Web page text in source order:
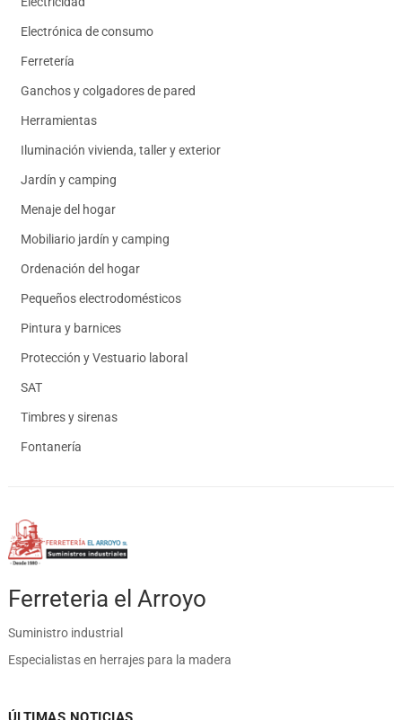
Electrónica de consumo
Ferretería
Ganchos y colgadores de pared
Herramientas
Iluminación vivienda, taller y exterior
Jardín y camping
Menaje del hogar
Mobiliario jardín y camping
Ordenación del hogar
Pequeños electrodomésticos
Pintura y barnices
Protección y Vestuario laboral
SAT
Timbres y sirenas
Fontanería
Ferreteria el Arroyo
Suministro industrial
Especialistas en herrajes para la madera